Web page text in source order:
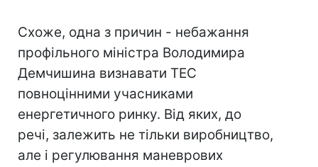
Схоже, одна з причин - небажання
профільного міністра Володимира
Демчишина визнавати ТЕС
повноцінними учасниками
енергетичного ринку. Від яких, до
речі, залежить не тільки виробництво,
але і регулювання маневрових